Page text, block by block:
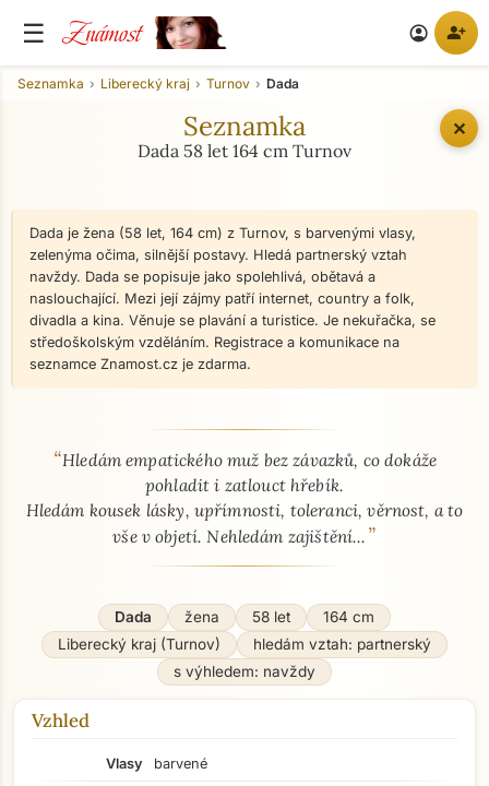
☰ Známost account_circle person_add
✕
Seznamka Liberecký kraj Turnov Dada
Seznamka
Dada 58 let 164 cm Turnov
Dada je žena (58 let, 164 cm) z Turnov, s barvenými vlasy,
zelenýma očima, silnější postavy. Hledá partnerský vztah
navždy. Dada se popisuje jako spolehlivá, obětavá a
naslouchající. Mezi její zájmy patří internet, country a folk,
divadla a kina. Věnuje se plavání a turistice. Je nekuřačka, se
středoškolským vzděláním. Registrace a komunikace na
seznamce Znamost.cz je zdarma.
O mně - seznamka profil
“Hledám empatického muž bez závazků, co dokáže
pohladit i zatlouct hřebík.
Hledám kousek lásky, upřímnosti, toleranci, věrnost, a to
vše v objetí. Nehledám zajištění... ”
Dada žena 58 let
164 cm
Liberecký kraj (Turnov)
hledám vztah: partnerský
s výhledem: navždy
Vzhled
Vlasy
barvené